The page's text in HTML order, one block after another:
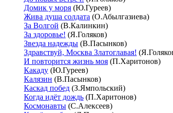
Домик у моря (Ю.Гуреев)
Жива душа солдата (О.Абылгазиева)
За Волгой (В.Калинкин)
За здоровье! (Я.Голяков)
Звезда надежды (В.Пасынков)
Здравствуй, Москва Златоглавая!
И повторится жизнь моя (П.Харитонов)
Какаду (Ю.Гуреев)
Калязин (В.Пасынков)
Каскад побед (З.Ямпольский)
Когда идёт дождь (П.Харитонов)
Космонавты (С.Алексеев)